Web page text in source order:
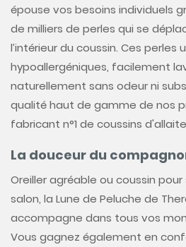
épouse vos besoins individuels
de milliers de perles qui se
l’intérieur du coussin. Ces perles
hypoallergéniques, facilement
naturellement sans odeur ni
qualité haut de gamme de nos
fabricant n°1 de coussins
La douceur du
Oreiller agréable ou coussin
salon, la Lune de Peluche de
accompagne dans tous vos
Vous gagnez également en